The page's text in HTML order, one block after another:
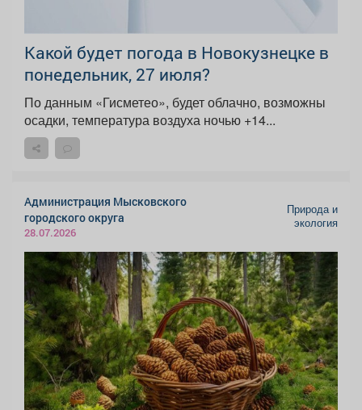
Какой будет погода в Новокузнецке в
понедельник, 27 июля?
По данным «Гисметео», будет облачно, возможны
осадки, температура воздуха ночью +14...
Администрация Мысковского
городского округа
28.07.2026
Природа и
экология